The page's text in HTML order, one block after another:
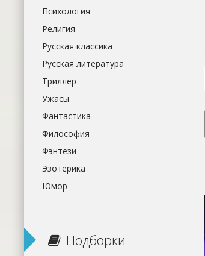
Психология
Религия
Русская классика
Русская литература
Триллер
Ужасы
Фантастика
Философия
Фэнтези
Эзотерика
Юмор
Подборки